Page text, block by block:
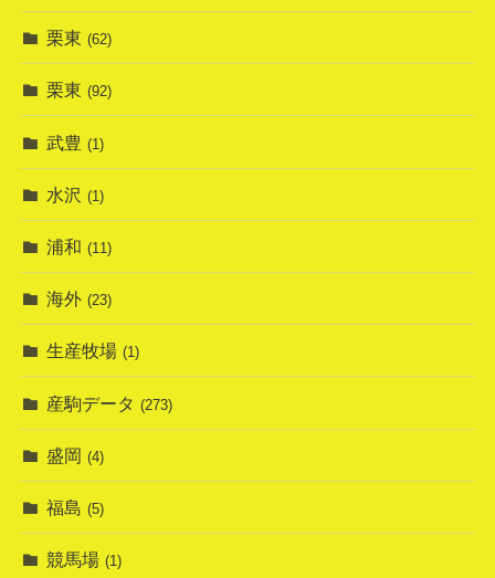
栗東 (62)
栗東 (92)
武豊 (1)
水沢 (1)
浦和 (11)
海外 (23)
生産牧場 (1)
産駒データ (273)
盛岡 (4)
福島 (5)
競馬場 (1)